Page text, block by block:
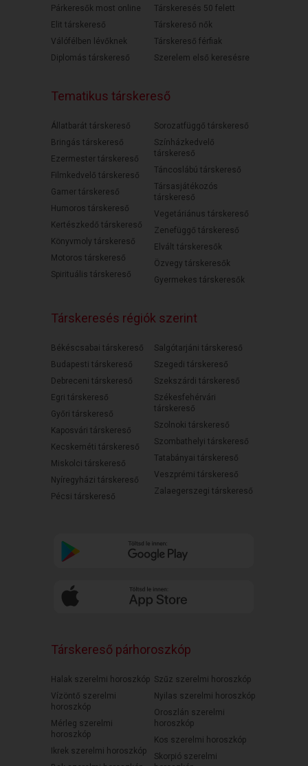
Párkeresők most online
Elit társkereső
Válófélben lévőknek
Diplomás társkereső
Társkeresés 50 felett
Társkereső nők
Társkereső férfiak
Szerelem első keresésre
Tematikus társkereső
Állatbarát társkereső
Bringás társkereső
Ezermester társkereső
Filmkedvelő társkereső
Gamer társkereső
Humoros társkereső
Kertészkedő társkereső
Könyvmoly társkereső
Motoros társkereső
Spirituális társkereső
Sorozatfüggő társkereső
Színházkedvelő
társkereső
Táncoslábú társkereső
Társasjátékozós
társkereső
Vegetáriánus társkereső
Zenefüggő társkereső
Elvált társkeresők
Özvegy társkeresők
Gyermekes társkeresők
Társkeresés régiók szerint
Békéscsabai társkereső
Budapesti társkereső
Debreceni társkereső
Egri társkereső
Győri társkereső
Kaposvári társkereső
Kecskeméti társkereső
Miskolci társkereső
Nyíregyházi társkereső
Pécsi társkereső
Salgótarjáni társkereső
Szegedi társkereső
Szekszárdi társkereső
Székesfehérvári
társkereső
Szolnoki társkereső
Szombathelyi társkereső
Tatabányai társkereső
Veszprémi társkereső
Zalaegerszegi társkereső
Társkereső párhoroszkóp
Halak szerelmi horoszkóp
Vízöntő szerelmi
horoszkóp
Mérleg szerelmi
horoszkóp
Ikrek szerelmi horoszkóp
Szűz szerelmi horoszkóp
Nyilas szerelmi horoszkóp
Oroszlán szerelmi
horoszkóp
Kos szerelmi horoszkóp
Skorpió szerelmi